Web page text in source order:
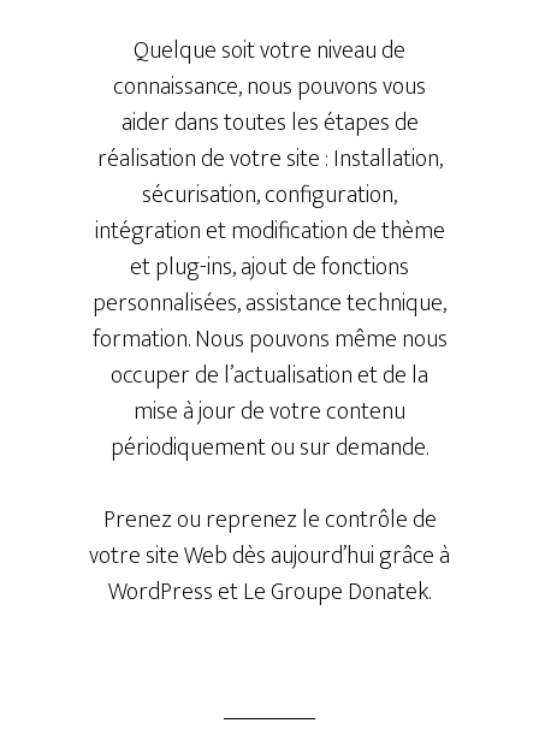
Quelque soit votre niveau de
connaissance, nous pouvons vous
aider dans toutes les étapes de
réalisation de votre site : Installation,
sécurisation, configuration,
intégration et modification de thème
et plug-ins, ajout de fonctions
personnalisées, assistance technique,
formation. Nous pouvons même nous
occuper de l’actualisation et de la
mise à jour de votre contenu
périodiquement ou sur demande.
Prenez ou reprenez le contrôle de
votre site Web dès aujourd’hui grâce à
WordPress et Le Groupe Donatek.